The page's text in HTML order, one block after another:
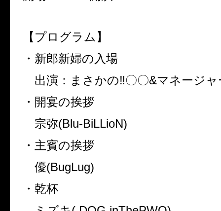
【プログラム】
・新郎新婦の入場
出演：まさかの‼︎〇〇&マネージャ
・開宴の挨拶
宗弥(Blu-BiLLioN)
・主賓の挨拶
優(BugLug)
・乾杯